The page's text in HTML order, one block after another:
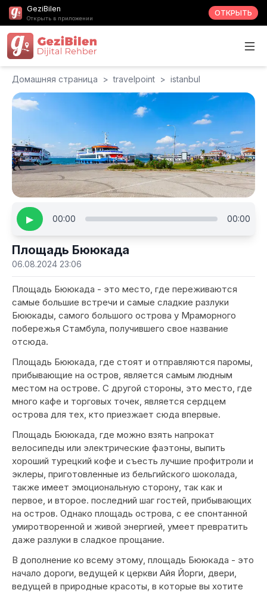
GeziBilen
Открыть в приложении
ОТКРЫТЬ
Домашняя страница > travelpoint > istanbul
▶ 00:00 00:00
Площадь Бююкада
06.08.2024 23:06
Площадь Бююкада - это место, где переживаются
самые большие встречи и самые сладкие разлуки
Бююкады, самого большого острова у Мраморного
побережья Стамбула, получившего свое название
отсюда.
Площадь Бююкада, где стоят и отправляются паромы,
прибывающие на остров, является самым людным
местом на острове. С другой стороны, это место, где
много кафе и торговых точек, является сердцем
острова для тех, кто приезжает сюда впервые.
Площадь Бююкада, где можно взять напрокат
велосипеды или электрические фаэтоны, выпить
хороший турецкий кофе и съесть лучшие профитроли и
эклеры, приготовленные из бельгийского шоколада,
также имеет эмоциональную сторону, так как и
первое, и второе. последний шаг гостей, прибывающих
на остров. Однако площадь острова, с ее спонтанной
умиротворенной и живой энергией, умеет превратить
даже разлуки в сладкое прощание.
В дополнение ко всему этому, площадь Бююкада - это
начало дороги, ведущей к церкви Айя Йорги, двери,
ведущей в природные красоты, в которые вы хотите